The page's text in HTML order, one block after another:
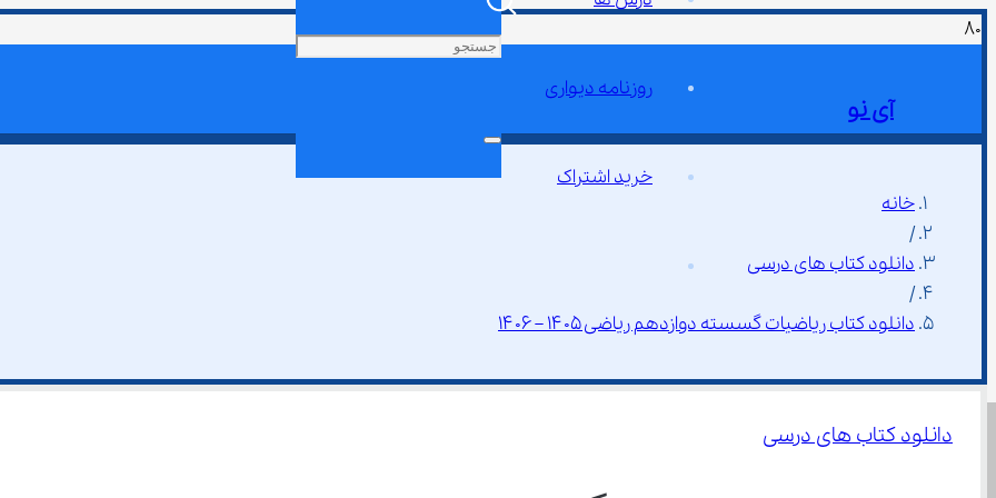
آی نو
روزنامه دیواری
خرید اشتراک
خانه
/
دانلود کتاب های درسی
/
دانلود کتاب ریاضیات گسسته دوازدهم ریاضی ۱۴۰۵ – ۱۴۰۶
دانلود کتاب های درسی